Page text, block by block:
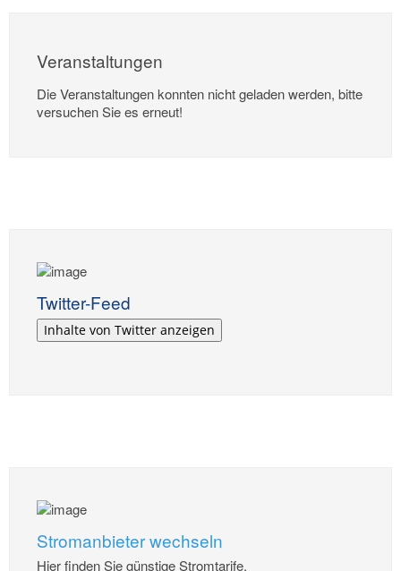
Veranstaltungen
Die Veranstaltungen konnten nicht geladen werden, bitte
versuchen Sie es erneut!
Twitter-Feed
Inhalte von Twitter anzeigen
Stromanbieter wechseln
Hier finden Sie günstige Stromtarife.